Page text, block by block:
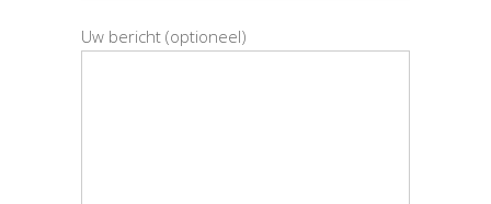
Uw bericht (optioneel)